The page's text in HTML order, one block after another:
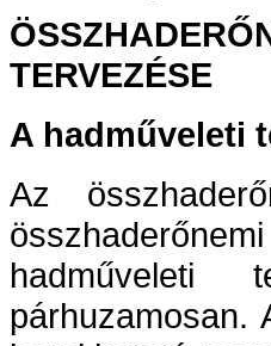
TERVEZÉSE
A hadműveleti
Az
hadműveleti
párhuzamosan.